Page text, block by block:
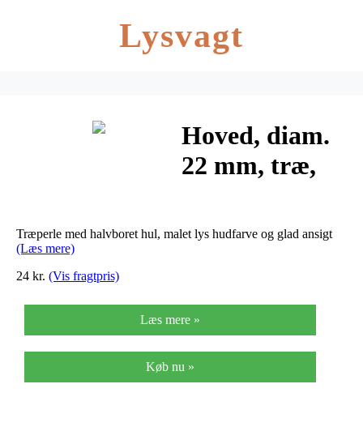
Lysvagt
Hoved, diam.
22 mm, træ,
Træperle med halvboret hul, malet lys hudfarve og glad ansigt
(Læs mere)
24 kr. (Vis fragtpris)
Læs mere »
Køb nu »